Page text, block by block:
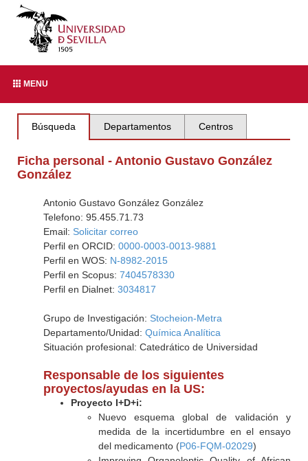
MENU
Búsqueda Departamentos Centros
Ficha personal - Antonio Gustavo González
González
Antonio Gustavo González González
Telefono: 95.455.71.73
Email: Solicitar correo
Perfil en ORCID: 0000-0003-0013-9881
Perfil en WOS: N-8982-2015
Perfil en Scopus: 7404578330
Perfil en Dialnet: 3034817
Grupo de Investigación: Stocheion-Metra
Departamento/Unidad: Química Analítica
Situación profesional: Catedrático de Universidad
Responsable de los siguientes
proyectos/ayudas en la US:
Proyecto I+D+i:
Nuevo esquema global de validación y
medida de la incertidumbre en el ensayo
del medicamento (P06-FQM-02029)